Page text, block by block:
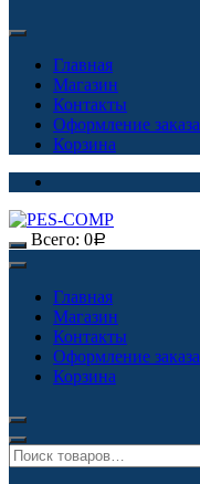
Главная
Магазин
Контакты
Оформление заказа
Корзина
Всего: 0Р
Главная
Магазин
Контакты
Оформление заказа
Корзина